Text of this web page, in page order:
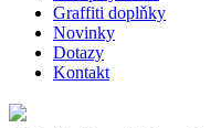
Graffiti doplňky
Novinky
Dotazy
Kontakt